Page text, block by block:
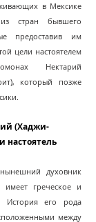
в Мексике
стран бывшего
предоставив им
цели настоятелем
Нектарий
который позже
(Хаджи-
настоятель
духовник
имеет греческое и
История его рода
между